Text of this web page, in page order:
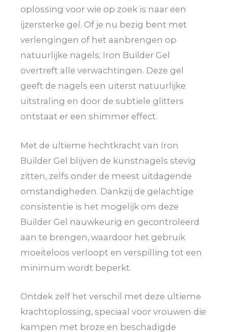
oplossing voor wie op zoek is naar een
ijzersterke gel. Of je nu bezig bent met
verlengingen of het aanbrengen op
natuurlijke nagels; Iron Builder Gel
overtreft alle verwachtingen. Deze gel
geeft de nagels een uiterst natuurlijke
uitstraling en door de subtiele glitters
ontstaat er een shimmer effect.
Met de ultieme hechtkracht van Iron
Builder Gel blijven de kunstnagels stevig
zitten, zelfs onder de meest uitdagende
omstandigheden. Dankzij de gelachtige
consistentie is het mogelijk om deze
Builder Gel nauwkeurig en gecontroleerd
aan te brengen, waardoor het gebruik
moeiteloos verloopt en verspilling tot een
minimum wordt beperkt.
Ontdek zelf het verschil met deze ultieme
krachtoplossing, speciaal voor vrouwen die
kampen met broze en beschadigde